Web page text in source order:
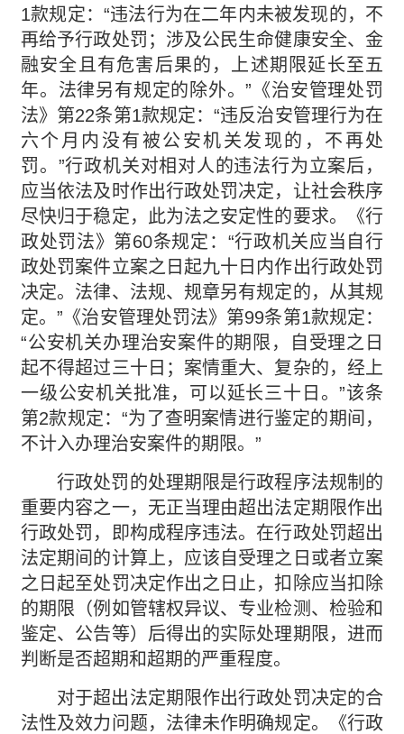
1款规定：“违法行为在二年内未被发现的，不
再给予行政处罚；涉及公民生命健康安全、金
融安全且有危害后果的，上述期限延长至五
年。法律另有规定的除外。”《治安管理处罚
法》第22条第1款规定：“违反治安管理行为在
六个月内没有被公安机关发现的，不再处
罚。”行政机关对相对人的违法行为立案后，
应当依法及时作出行政处罚决定，让社会秩序
尽快归于稳定，此为法之安定性的要求。《行
政处罚法》第60条规定：“行政机关应当自行
政处罚案件立案之日起九十日内作出行政处罚
决定。法律、法规、规章另有规定的，从其规
定。”《治安管理处罚法》第99条第1款规定：
“公安机关办理治安案件的期限，自受理之日
起不得超过三十日；案情重大、复杂的，经上
一级公安机关批准，可以延长三十日。”该条
第2款规定：“为了查明案情进行鉴定的期间，
不计入办理治安案件的期限。”
行政处罚的处理期限是行政程序法规制的
重要内容之一，无正当理由超出法定期限作出
行政处罚，即构成程序违法。在行政处罚超出
法定期间的计算上，应该自受理之日或者立案
之日起至处罚决定作出之日止，扣除应当扣除
的期限（例如管辖权异议、专业检测、检验和
鉴定、公告等）后得出的实际处理期限，进而
判断是否超期和超期的严重程度。
对于超出法定期限作出行政处罚决定的合
法性及效力问题，法律未作明确规定。《行政